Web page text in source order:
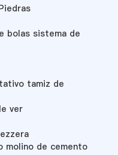
bolas sistema de
tamiz de
ver
molino de cemento